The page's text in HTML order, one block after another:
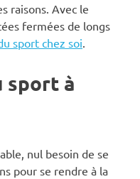
raisons. Avec le
fermées de longs
sport chez soi
sport à
nul besoin de se
pour se rendre à la